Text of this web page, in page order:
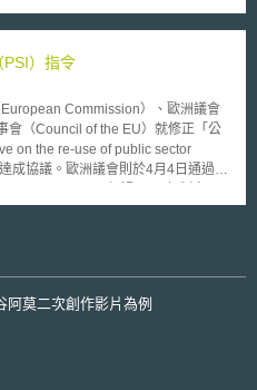
品型錄與網站中所展示的啦啦隊服相
出Star公司之啦啦隊服相似於Varsity
五件平
（Design 299A與Design 299B）為
Design 078與Design 0815）為啦
Varsity公司之設計圖稿明顯是以啦啦
」而不受保護之設計項目，即設計
，也就是說啦啦隊服上的圖樣設計為
而不受著作權所保護。而Varsity公司
決 圖二 Varsity公司之五件美國平面
）指令
Commission）、歐洲議會
會（Council of the EU）就修正「公
on the re-use of public sector
成協議。歐洲議會則於4月4日通過提
正（Directive 2013/37/EU），於
評估，於2018年4月25日通過修訂指
預計能排除目前仍存在的公部門資
內容如下： 1、所有依據國
阿莫二次創作影片為例